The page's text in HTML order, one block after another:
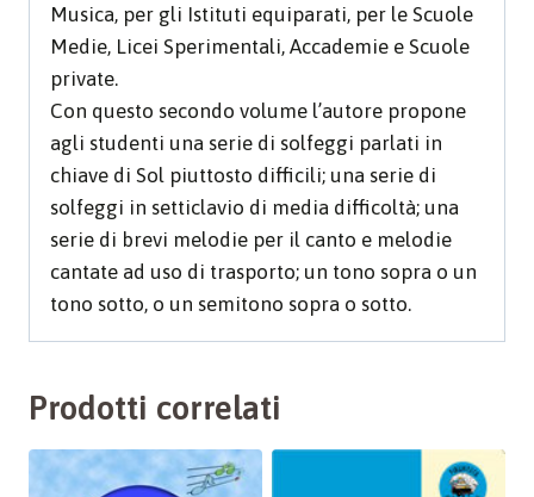
Musica, per gli Istituti equiparati, per le Scuole
Medie, Licei Sperimentali, Accademie e Scuole
private.
Con questo secondo volume l’autore propone
agli studenti una serie di solfeggi parlati in
chiave di Sol piuttosto difficili; una serie di
solfeggi in setticlavio di media difficoltà; una
serie di brevi melodie per il canto e melodie
cantate ad uso di trasporto; un tono sopra o un
tono sotto, o un semitono sopra o sotto.
Prodotti correlati